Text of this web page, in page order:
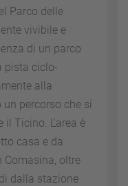
Parco delle
vivibile e
di un parco
pista ciclo-
alla
percorso che si
il Ticino. L'area è
casa e da
oltre
dalla stazione